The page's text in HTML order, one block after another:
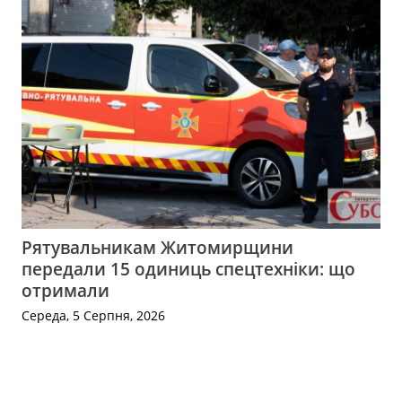
Рятувальникам Житомирщини
передали 15 одиниць спецтехніки: що
отримали
Середа, 5 Серпня, 2026